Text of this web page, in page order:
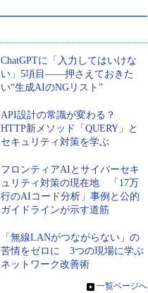
ChatGPTに「入力してはいけな
い」5項目――押さえておきた
い“生成AIのNGリスト”
API設計の常識が変わる？
HTTP新メソッド「QUERY」と
セキュリティ対策を学ぶ
フロンティアAIとサイバーセキ
ュリティ対策の現在地 「17万
行のAIコード分析」事例と公的
ガイドラインが示す道筋
「無線LANがつながらない」の
苦情をゼロに 3つの現場に学ぶ
ネットワーク改善術
» 一覧ページへ